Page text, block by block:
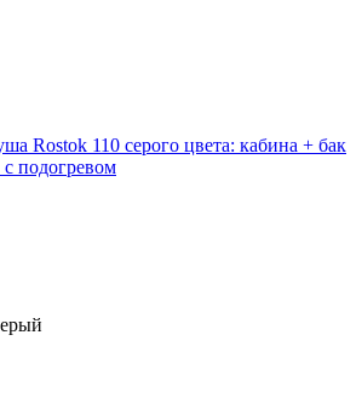
Rostok 110 серого цвета: кабина + бак
подогревом